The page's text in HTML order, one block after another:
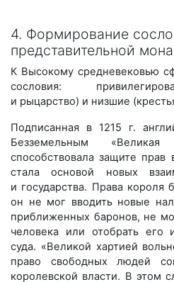
4. Формирование
представительной
К Высокому средневековью
сословия:
и рыцарство) и низшие
Подписанная в 1215 г.
Безземельным «Великая
способствовала защите
стала основой новых
и государства. Права короля
он не мог вводить новые
приближенных баронов, не
человека или отобрать его
суда. «Великой хартией
право свободных людей
королевской власти. В этом